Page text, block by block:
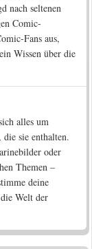
nach seltenen
Comic-
Fans aus,
Wissen über die
alles um
sie enthalten.
oder
Themen –
deine
Welt der